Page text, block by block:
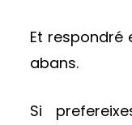
Et respondré
abans.
Si